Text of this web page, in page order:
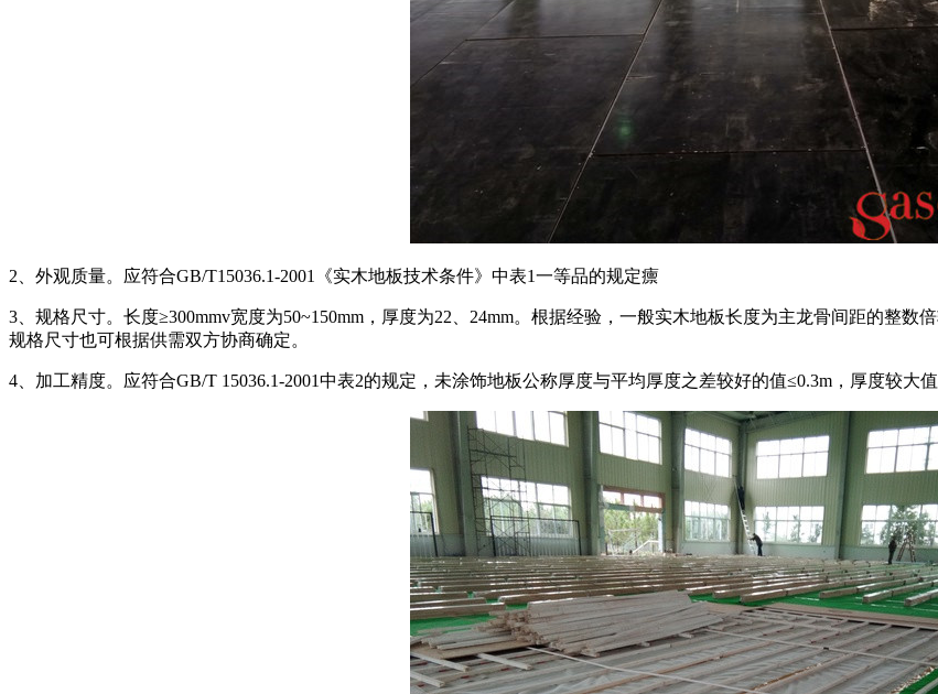
2、外观质量。应符合GB/T15036.1-2001《实木地板技术条件》中表1一等品的规定癝
3、规格尺寸。长度≥300mmv宽度为50~150mm，厚度为22、24mm。根据经验，一般实木地板长度为主龙骨间距的整数
规格尺寸也可根据供需双方协商确定。
4、加工精度。应符合GB/T 15036.1-2001中表2的规定，未涂饰地板公称厚度与平均厚度之差较好的值≤0.3m，厚度较大值